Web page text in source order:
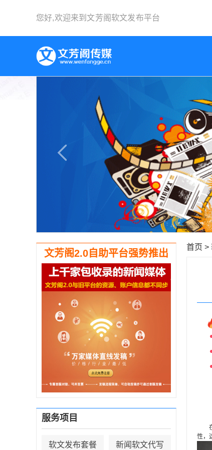
您好,欢迎来到 文芳阁软文发布平台
文芳阁2.0自助平台强势推出
服务项目
软文发布套餐 新闻软文代写
首页 >
在
性，